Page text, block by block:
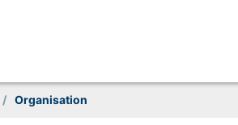
/ Organisation